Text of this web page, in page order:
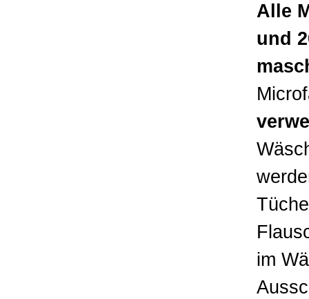
Alle
und
im